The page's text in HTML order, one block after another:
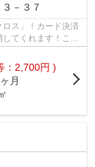
３－３７
ス」！カード決済
てくれます！こち
：2,700円 )
月